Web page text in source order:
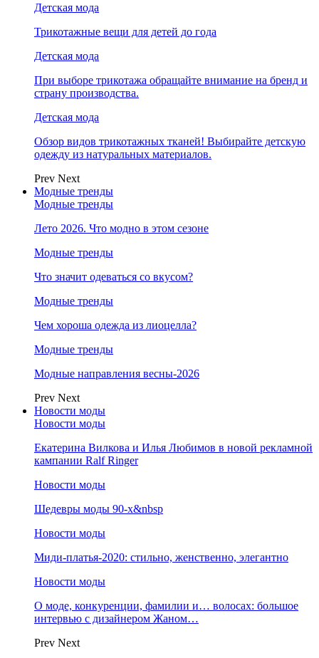
Детская мода
Трикотажные вещи для детей до года
Детская мода
При выборе трикотажа обращайте внимание на бренд и
страну производства.
Детская мода
Обзор видов трикотажных тканей! Выбирайте детскую
одежду из натуральных материалов.
Prev Next
Модные тренды
Модные тренды
Лето 2026. Что модно в этом сезоне
Модные тренды
Что значит одеваться со вкусом?
Модные тренды
Чем хороша одежда из лиоцелла?
Модные тренды
Модные направления весны-2026
Prev Next
Новости моды
Новости моды
Екатерина Вилкова и Илья Любимов в новой рекламной
кампании Ralf Ringer
Новости моды
Шедевры моды 90-х&nbsp
Новости моды
Миди-платья-2020: стильно, женственно, элегантно
Новости моды
О моде, конкуренции, фамилии и… волосах: большое
интервью с дизайнером Жаном…
Prev Next